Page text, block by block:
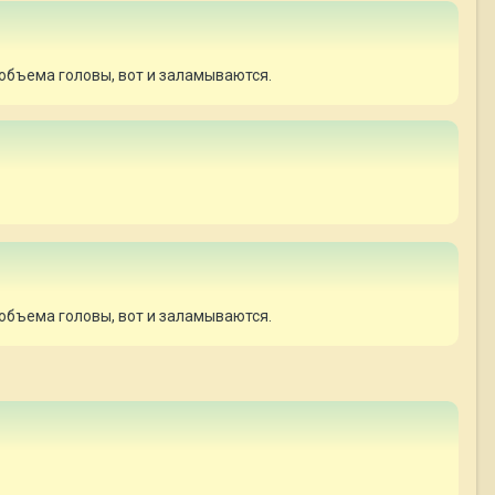
головы, вот и заламываются.
головы, вот и заламываются.